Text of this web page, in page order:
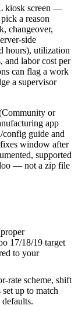
kiosk screen —
a reason
changeover,
side
hours), utilization
and labor cost per
can flag a work
a supervisor
or
app
guide and
window after
supported
— not a zip file
17/18/19 target
to your
rate scheme, shift
up to match